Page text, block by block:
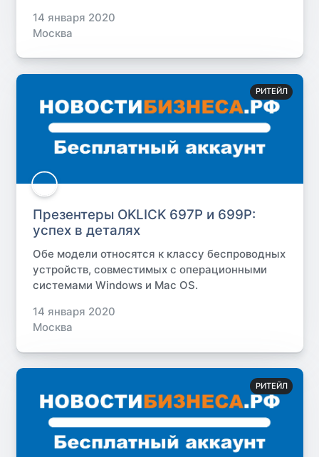
14 января 2020
Москва
РИТЕЙЛ
Презентеры OKLICK 697P и 699P:
успех в деталях
Обе модели относятся к классу беспроводных
устройств, совместимых с операционными
системами Windows и Mac OS.
14 января 2020
Москва
РИТЕЙЛ